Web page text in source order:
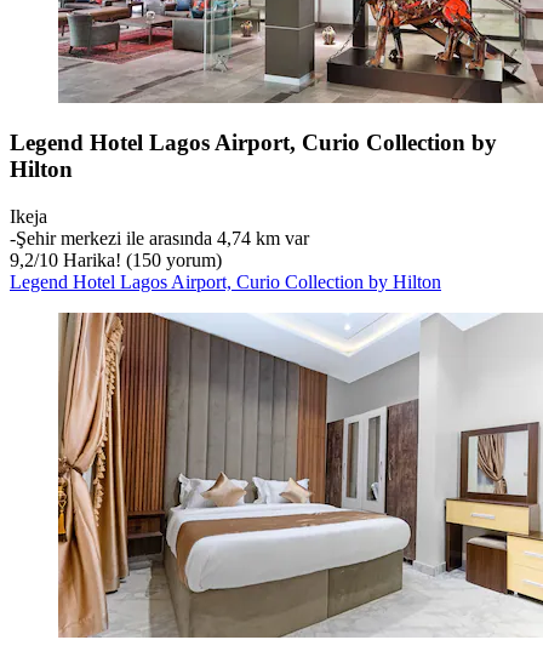
Legend Hotel Lagos Airport, Curio Collection by
Hilton
Ikeja
‐Şehir merkezi ile arasında 4,74 km var
9,2/10 Harika! (150 yorum)
Legend Hotel Lagos Airport, Curio Collection by Hilton